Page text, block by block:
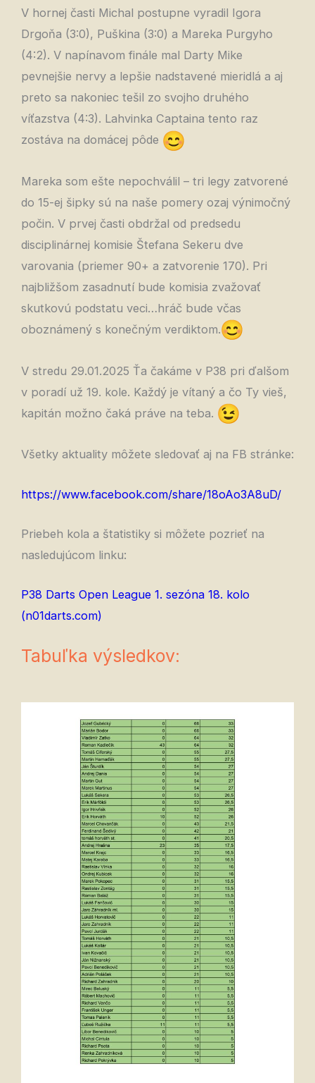
V hornej časti Michal postupne vyradil Igora
Drgoňa (3:0), Puškina (3:0) a Mareka Purgyho
(4:2). V napínavom finále mal Darty Mike
pevnejšie nervy a lepšie nadstavené mieridlá a aj
preto sa nakoniec tešil zo svojho druhého
víťazstva (4:3). Lahvinka Captaina tento raz
zostáva na domácej pôde
Mareka som ešte nepochválil – tri legy zatvorené
do 15-ej šipky sú na naše pomery ozaj výnimočný
počin. V prvej časti obdržal od predsedu
disciplinárnej komisie Štefana Sekeru dve
varovania (priemer 90+ a zatvorenie 170). Pri
najbližšom zasadnutí bude komisia zvažovať
skutkovú podstatu veci…hráč bude včas
oboznámený s konečným verdiktom.
V stredu 29.01.2025 Ťa čakáme v P38 pri ďalšom
v poradí už 19. kole. Každý je vítaný a čo Ty vieš,
kapitán možno čaká práve na teba.
Všetky aktuality môžete sledovať aj na FB stránke:
https://www.facebook.com/share/18oAo3A8uD/
Priebeh kola a štatistiky si môžete pozrieť na
nasledujúcom linku:
P38 Darts Open League 1. sezóna 18. kolo
(n01darts.com)
Tabuľka výsledkov: